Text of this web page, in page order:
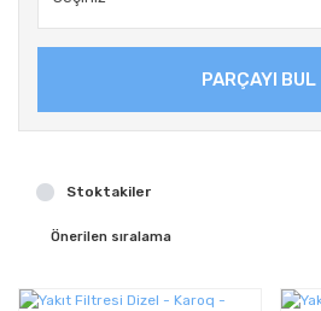
PARÇAYI BUL
Stoktakiler